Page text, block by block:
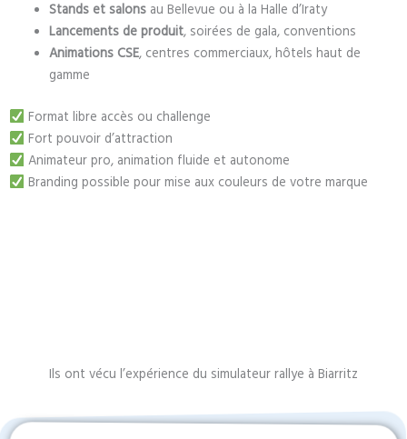
Stands et salonsau Bellevue ou à la Halle d’Iraty
Lancements de produit, soirées de gala, conventions
Animations CSE, centres commerciaux, hôtels haut de
gamme
Format libre accès ou challenge
Fort pouvoir d’attraction
Animateur pro, animation fluide et autonome
Branding possible pour mise aux couleurs de votre marque
Ils ont vécu l’expérience du simulateur rallye à Biarritz